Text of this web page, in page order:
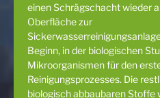
einen Schrägschacht wieder
Oberfläche zur
Beginn, in der biologischen
Mikroorganismen für den
Reinigungsprozesses. Die
biologisch abbaubaren Stoffe